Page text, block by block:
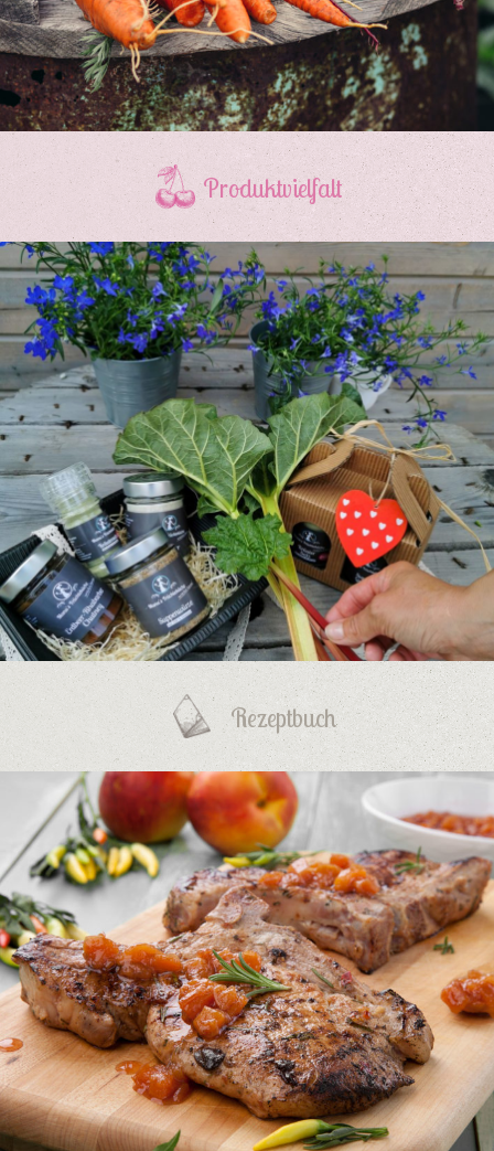
Produktvielfalt
Rezeptbuch